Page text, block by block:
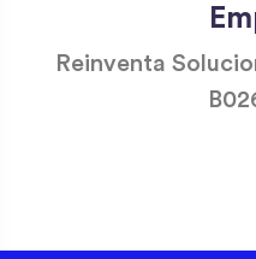
Reinventa